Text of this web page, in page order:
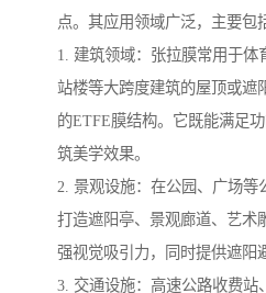
点。其应用领域广泛，主要包
1. 建筑领域：张拉膜常用于体
站楼等大跨度建筑的屋顶或遮
的ETFE膜结构。它既能满足
筑美学效果。
2. 景观设施：在公园、广场等
打造遮阳亭、景观廊道、艺术
强视觉吸引力，同时提供遮阳
3. 交通设施：高速公路收费站